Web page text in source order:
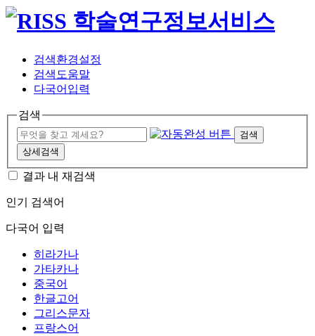
검색환경설정
검색도움말
다국어입력
검색
검색
상세검색
결과 내 재검색
인기 검색어
다국어 입력
히라가나
가타카나
중국어
한글고어
그리스문자
프랑스어